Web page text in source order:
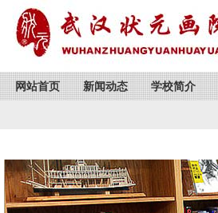
网站首页 新闻动态 学校简介